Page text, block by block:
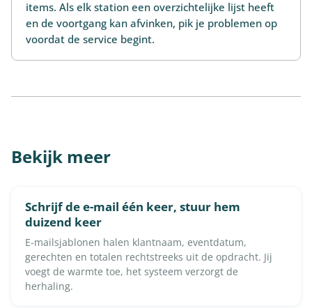
items. Als elk station een overzichtelijke lijst heeft
en de voortgang kan afvinken, pik je problemen op
voordat de service begint.
Bekijk meer
Schrijf de e-mail één keer, stuur hem
duizend keer
E-mailsjablonen halen klantnaam, eventdatum,
gerechten en totalen rechtstreeks uit de opdracht. Jij
voegt de warmte toe, het systeem verzorgt de
herhaling.